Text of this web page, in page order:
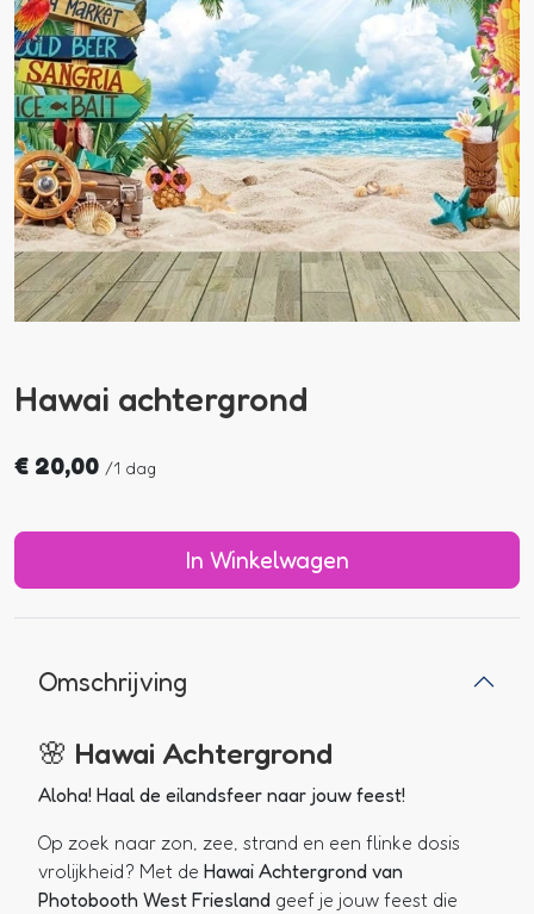
Hawai achtergrond
€ 20,00 /1 dag
In Winkelwagen
Omschrijving
🌸 Hawai Achtergrond
Aloha! Haal de eilandsfeer naar jouw feest!
Op zoek naar zon, zee, strand en een flinke dosis
vrolijkheid? Met de Hawai Achtergrond van
Photobooth West Friesland geef je jouw feest die